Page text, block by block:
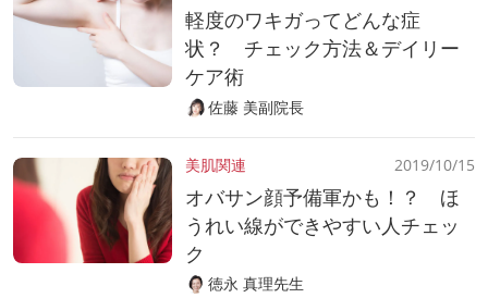
軽度のワキガってどんな症
状？ チェック方法＆デイリー
ケア術
佐藤 美副院長
美肌関連 2019/10/15
オバサン顔予備軍かも！？ ほ
うれい線ができやすい人チェッ
ク
徳永 真理先生